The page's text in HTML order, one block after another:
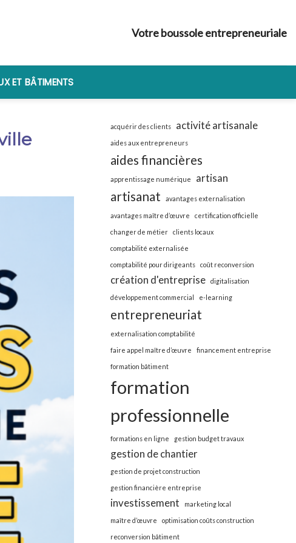
Votre boussole entrepreneuriale
ET BÂTIMENTS
acquérir des clients activité artisanale
aides aux entrepreneurs
aides financières
apprentissage numérique artisan
artisanat avantages externalisation
avantages maître d’œuvre certification officielle
changer de métier clients locaux
comptabilité externalisée
comptabilité pour dirigeants coût reconversion
création d'entreprise digitalisation
développement commercial e-learning
entrepreneuriat
externalisation comptabilité
faire appel maître d’œuvre financement entreprise
formation bâtiment
formation
professionnelle
formations en ligne gestion budget travaux
gestion de chantier
gestion de projet construction
gestion financière entreprise
investissement marketing local
maître d’œuvre optimisation coûts construction
reconversion bâtiment